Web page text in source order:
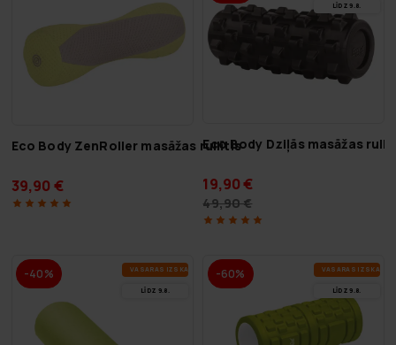
Eco Body ZenRoller masāžas rullītis
39,90 €
LĪDZ 9.8.
Eco Body Dziļās masāžas
19,90 €
49,90 €
-40% VA­SA­RAS IZ­SKA­ŅA
LĪDZ 9.8.
-60% VA­SA­RAS IZ­SKA­ŅA
LĪDZ 9.8.